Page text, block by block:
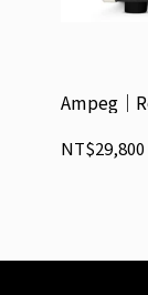
Ampeg｜
NT$29,800